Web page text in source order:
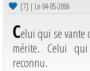
[7] | Le 04-05-2006
Celui qui se vante
mérite. Celui
reconnu.